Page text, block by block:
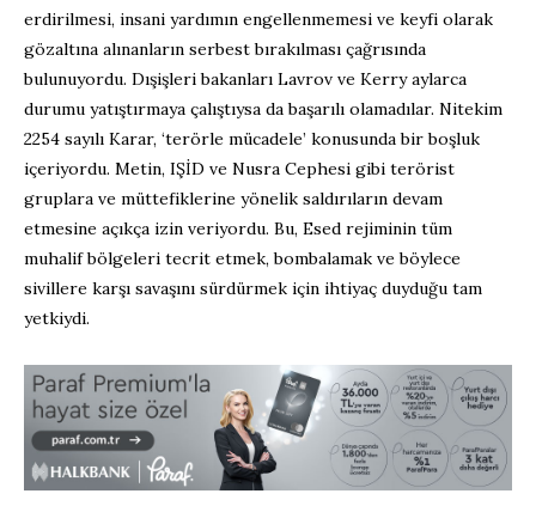
erdirilmesi, insani yardımın engellenmemesi ve keyfi olarak
gözaltına alınanların serbest bırakılması çağrısında
bulunuyordu. Dışişleri bakanları Lavrov ve Kerry aylarca
durumu yatıştırmaya çalıştıysa da başarılı olamadılar. Nitekim
2254 sayılı Karar, ‘terörle mücadele’ konusunda bir boşluk
içeriyordu. Metin, IŞİD ve Nusra Cephesi gibi terörist
gruplara ve müttefiklerine yönelik saldırıların devam
etmesine açıkça izin veriyordu. Bu, Esed rejiminin tüm
muhalif bölgeleri tecrit etmek, bombalamak ve böylece
sivillere karşı savaşını sürdürmek için ihtiyaç duyduğu tam
yetkiydi.